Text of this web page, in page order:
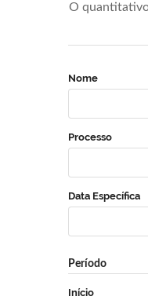
O
Nome
Processo
Data Específica
Período
Início